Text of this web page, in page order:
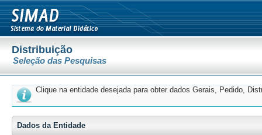
Distribuição
Seleção das Pesquisas
Clique na entidade desejada para obter dados Gerais, Pedido,
Dados da Entidade